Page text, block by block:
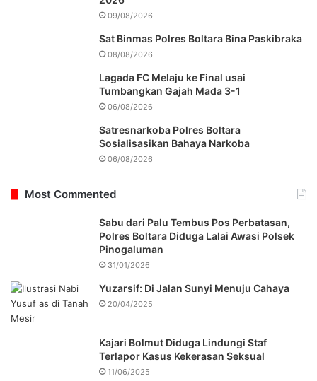
09/08/2026
Sat Binmas Polres Boltara Bina Paskibraka
08/08/2026
Lagada FC Melaju ke Final usai
Tumbangkan Gajah Mada 3-1
06/08/2026
Satresnarkoba Polres Boltara
Sosialisasikan Bahaya Narkoba
06/08/2026
Most Commented
Sabu dari Palu Tembus Pos Perbatasan,
Polres Boltara Diduga Lalai Awasi Polsek
Pinogaluman
31/01/2026
Yuzarsif: Di Jalan Sunyi Menuju Cahaya
20/04/2025
Kajari Bolmut Diduga Lindungi Staf
Terlapor Kasus Kekerasan Seksual
11/06/2025